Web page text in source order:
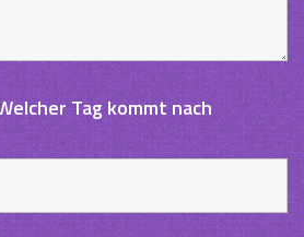
Tag kommt nach